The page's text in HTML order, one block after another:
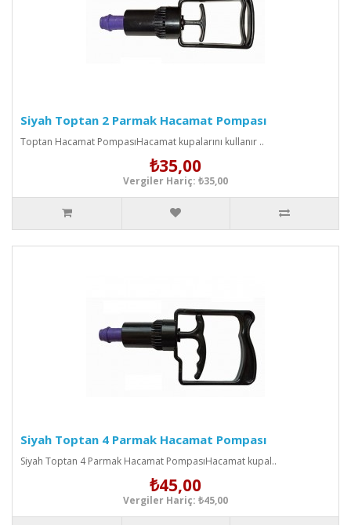
Siyah Toptan 2 Parmak Hacamat Pompası
Toptan Hacamat PompasıHacamat kupalarını kullanır ..
₺35,00
Vergiler Hariç: ₺35,00
Siyah Toptan 4 Parmak Hacamat Pompası
Siyah Toptan 4 Parmak Hacamat PompasıHacamat kupal..
₺45,00
Vergiler Hariç: ₺45,00